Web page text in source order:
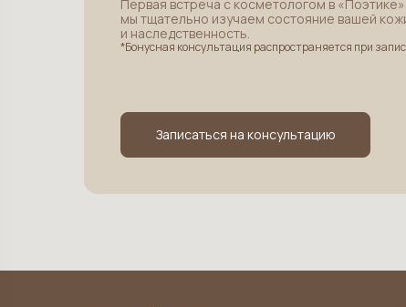
Первая встреча с косметологом в
мы тщательно изучаем состояние вашей
и наследственность.
*Бонусная консультация распространяется при
Записаться на консультацию